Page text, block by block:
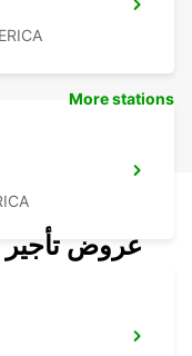
More stations
عروض تأجير